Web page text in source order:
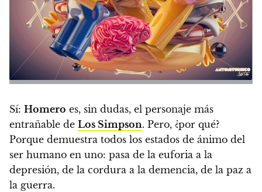
Sí: Homero es, sin dudas, el personaje más
entrañable de Los Simpson. Pero, ¿por qué?
Porque demuestra todos los estados de ánimo del
ser humano en uno: pasa de la euforia a la
depresión, de la cordura a la demencia, de la paz a
la guerra.